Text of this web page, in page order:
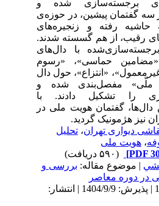
شده و
پیشین، در حوزه‌ی
رفته و زنجیره‌های
از هم گسسته شدند.
با دال‌های
حماسی»، «رسوم
«انتزاع»، حول دال
شده و
دادند. با
هویت ملی در
گردید.
تهران،تحلیل
ملی
(۵۹۰ دریافت)
مقاله:بررسی و
معاصر
دریافت: 1404/5/29 | پذیرش: 1404/9/9 | انتشار: